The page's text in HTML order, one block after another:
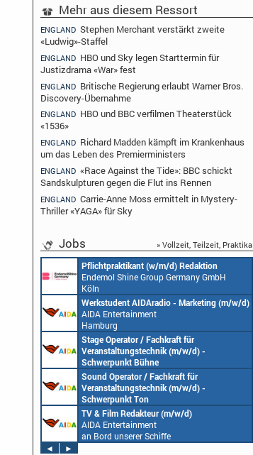
Mehr aus diesem Ressort
ENGLAND Stephen Merchant verstärkt zweite
«Ludwig»-Staffel
ENGLAND HBO und Sky legen Starttermin für
Justizdrama «War» fest
ENGLAND Britische Regierung erlaubt Warner Bros.
Discovery-Übernahme
ENGLAND HBO und BBC verfilmen Theaterstück
«1536»
ENGLAND Richard Madden kämpft im Krankenhaus
um das Leben des Premierministers
ENGLAND «Race Against the Tide»: BBC schickt
Sandskulpturen gegen die Flut ins Rennen
ENGLAND Carrie-Anne Moss ermittelt in Mystery-
Thriller «YAGA» für Sky
Jobs » Vollzeit, Teilzeit, Praktika
Redakteur (w/m/d) oder Jungredakteur
(w/m/d)
Endemol Shine Group Germany GmbH
Köln
Senior Video Producer/ 1st TV Operator
(m/w/d)
AIDA Entertainment
an Bord unserer Schiffe
Studentische Aushilfe (w/m/d) – YouTube
Endemol Shine Group Germany GmbH
Köln
Redaktionsleitung (w/m/d)
Endemol Shine Group Germany GmbH
Köln
Producer (w/m/d)
Endemol Shine Group Germany GmbH
Köln
◄
►